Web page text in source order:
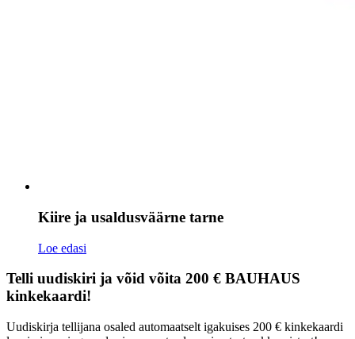
Kiire ja usaldusväärne tarne
Loe edasi
Telli uudiskiri ja võid võita 200 € BAUHAUS
kinkekaardi!
Uudiskirja tellijana osaled automaatselt igakuises 200 € kinkekaardi